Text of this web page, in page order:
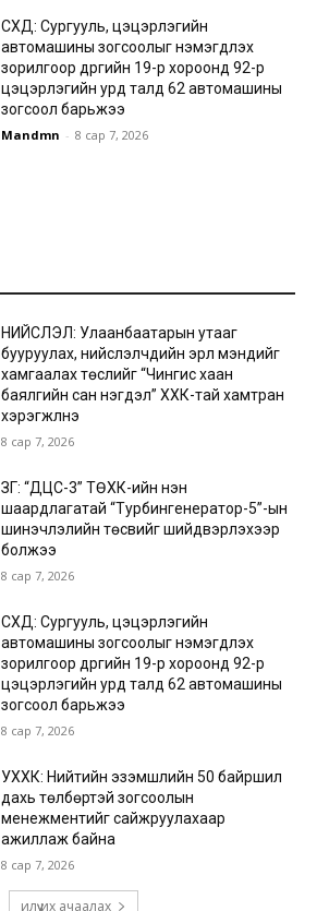
СХД: Сургууль, цэцэрлэгийн
автомашины зогсоолыг нэмэгдүүлэх
зорилгоор дүүргийн 19-р хороонд 92-р
цэцэрлэгийн урд талд 62 автомашины
зогсоол барьжээ
Mandmn - 8 сар 7, 2026
НИЙСЛЭЛ: Улаанбаатарын утааг
бууруулах, нийслэлчүүдийн эрүүл мэндийг
хамгаалах төслийг “Чингис хаан
баялгийн сан нэгдэл” ХХК-тай хамтран
хэрэгжүүлнэ
8 сар 7, 2026
ЗГ: “ДЦС-3” ТӨХК-ийн нэн
шаардлагатай “Турбингенератор-5”-ын
шинэчлэлийн төсвийг шийдвэрлэхээр
болжээ
8 сар 7, 2026
СХД: Сургууль, цэцэрлэгийн
автомашины зогсоолыг нэмэгдүүлэх
зорилгоор дүүргийн 19-р хороонд 92-р
цэцэрлэгийн урд талд 62 автомашины
зогсоол барьжээ
8 сар 7, 2026
УХХК: Нийтийн эзэмшлийн 50 байршил
дахь төлбөртэй зогсоолын
менежментийг сайжруулахаар
ажиллаж байна
8 сар 7, 2026
илүү их ачаалах